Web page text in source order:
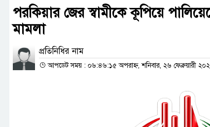
পরকিয়ার জের স্বামীকে কূপিয়ে
মামলা
প্রতিনিধির নাম
আপডেট সময় : ০৬:৪৬:১৫ অপরাহ্ন, শনিবার, ২৬ ফেব্রুয়ারী